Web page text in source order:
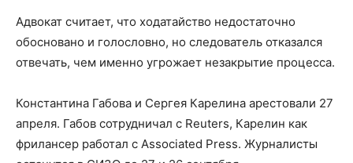
Адвокат считает, что ходатайство недостаточно
обосновано и голословно, но следователь отказался
отвечать, чем именно угрожает незакрытие процесса.
Константина Габова и Сергея Карелина арестовали 27
апреля. Габов сотрудничал с Reuters, Карелин как
фрилансер работал с Associated Press. Журналисты